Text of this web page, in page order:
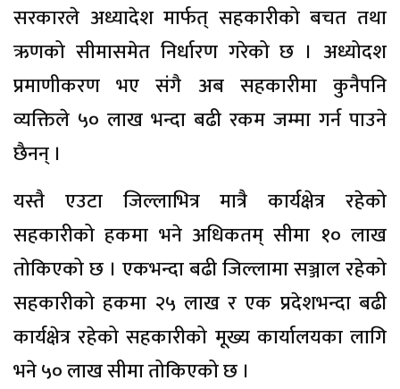
सरकारले अध्यादेश मार्फत् सहकारीको बचत तथा
ऋणको सीमासमेत निर्धारण गरेको छ । अध्योदश
प्रमाणीकरण भए संगै अब सहकारीमा कुनैपनि
व्यक्तिले ५० लाख भन्दा बढी रकम जम्मा गर्न पाउने
छैनन् ।
यस्तै एउटा जिल्लाभित्र मात्रै कार्यक्षेत्र रहेको
सहकारीको हकमा भने अधिकतम् सीमा १० लाख
तोकिएको छ । एकभन्दा बढी जिल्लामा सञ्जाल रहेको
सहकारीको हकमा २५ लाख र एक प्रदेशभन्दा बढी
कार्यक्षेत्र रहेको सहकारीको मूख्य कार्यालयका लागि
भने ५० लाख सीमा तोकिएको छ ।